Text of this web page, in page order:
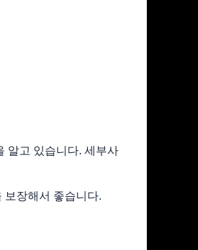
알고 있습니다. 세부사
보장해서 좋습니다.